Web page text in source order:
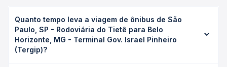
Quanto tempo leva a viagem de ônibus de São
Paulo, SP - Rodoviária do Tietê para Belo
Horizonte, MG - Terminal Gov. Israel Pinheiro
(Tergip)?